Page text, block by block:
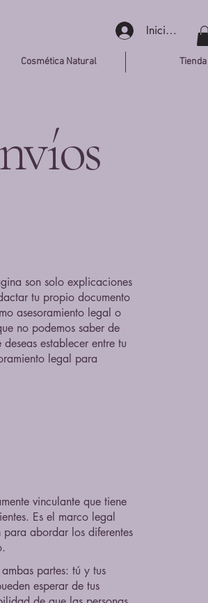
Iniciar sesión
Cosmética Natural Tienda
son solo explicaciones
tu propio documento
asesoramiento legal o
no podemos saber de
establecer entre tu
legal para
vinculante que tiene
Es el marco legal
abordar los diferentes
partes: tú y tus
esperar de tus